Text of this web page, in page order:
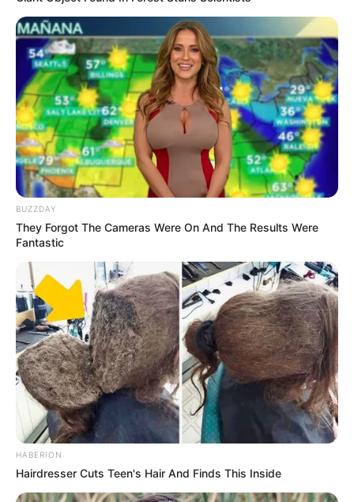
BUZZDAY
They Forgot The Cameras Were On And The Results Were
Fantastic
HABERION
Hairdresser Cuts Teen's Hair And Finds This Inside